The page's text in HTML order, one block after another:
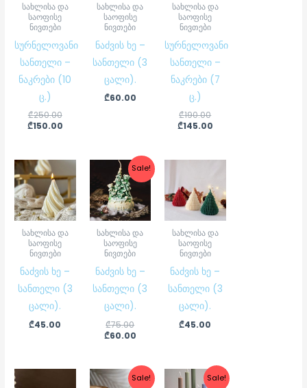
სახლისა და
საოფისე
ნივთები
სურნელოვანი
სანთელი –
ნაკრები (10
ც.)
₾250.00
₾150.00
სახლისა და
საოფისე
ნივთები
ნაძვის ხე –
სანთელი (3
ცალი).
₾60.00
სახლისა და
საოფისე
ნივთები
სურნელოვანი
სანთელი –
ნაკრები (7
ც.)
₾190.00
₾145.00
სახლისა და
საოფისე
ნივთები
ნაძვის ხე –
სანთელი (3
ცალი).
₾45.00
Sale!
სახლისა და
საოფისე
ნივთები
ნაძვის ხე –
სანთელი (3
ცალი).
₾75.00
Original
price
was:
₾75.00.
₾60.00
Current
price
is:
₾60.00.
სახლისა და
საოფისე
ნივთები
ნაძვის ხე –
სანთელი (3
ცალი).
₾45.00
Sale!
Original
price
Current
price
Sale!
Original
price
Current
price